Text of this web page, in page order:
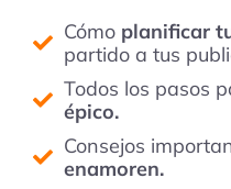
Cómo planificar
partido a tus
Todos los pasos
épico.
Consejos
enamoren.